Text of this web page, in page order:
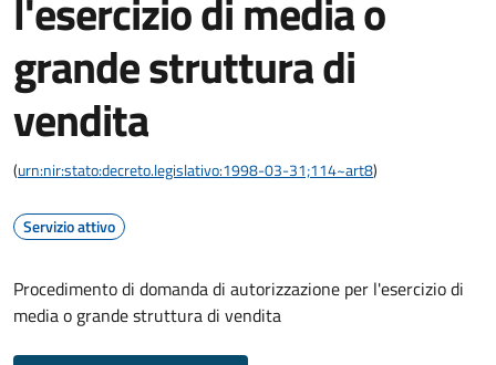
l'esercizio di media o
grande struttura di
vendita
(urn:nir:stato:decreto.legislativo:1998-03-31;114~art8)
Servizio attivo
Procedimento di domanda di autorizzazione per l'esercizio di
media o grande struttura di vendita